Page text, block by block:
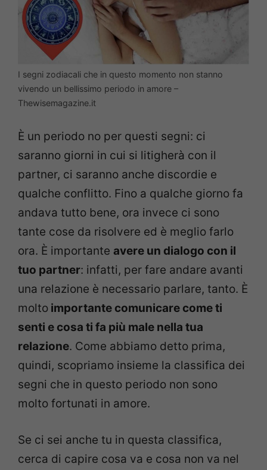
I segni zodiacali che in questo momento non stanno
vivendo un bellissimo periodo in amore –
Thewisemagazine.it
È un periodo no per questi segni: ci
saranno giorni in cui si litigherà con il
partner, ci saranno anche discordie e
qualche conflitto. Fino a qualche giorno fa
andava tutto bene, ora invece ci sono
tante cose da risolvere ed è meglio farlo
ora. È importante avere un dialogo con il
tuo partner: infatti, per fare andare avanti
una relazione è necessario parlare, tanto. È
molto importante comunicare come ti
senti e cosa ti fa più male nella tua
relazione. Come abbiamo detto prima,
quindi, scopriamo insieme la classifica dei
segni che in questo periodo non sono
molto fortunati in amore.
Se ci sei anche tu in questa classifica,
cerca di capire cosa va e cosa non va nel